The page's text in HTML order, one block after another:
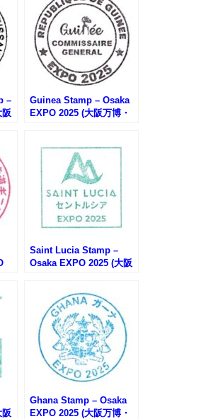
–
Guinea Stamp – Osaka
EXPO 2025 (大阪万博・
Saint Lucia Stamp –
Osaka EXPO 2025 (大阪
Ghana Stamp – Osaka
EXPO 2025 (大阪万博・